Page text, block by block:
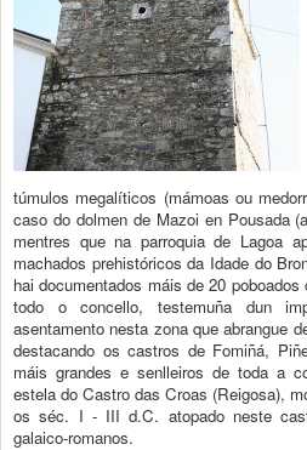
túmulos megalíticos (mámoas ou
caso do dolmen de Mazoi en Pousada
mentres que na parroquia de Lagoa
machados prehistóricos da Idade do
hai documentados máis de 20
todo o concello, testemuña dun
asentamento nesta zona que abrangue
destacando os castros de Fomiñá,
máis grandes e senlleiros de toda a
estela do Castro das Croas (Reigosa),
os séc. I - III d.C. atopado neste
galaico-romanos.